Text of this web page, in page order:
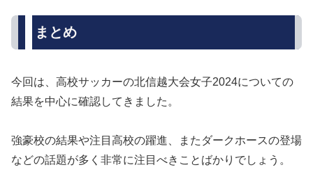
まとめ
今回は、高校サッカーの北信越大会女子2024についての
結果を中心に確認してきました。
強豪校の結果や注目高校の躍進、またダークホースの登場
などの話題が多く非常に注目べきことばかりでしょう。